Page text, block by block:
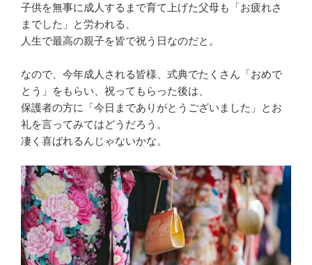
子供を無事に成人するまで育て上げた父母も「お疲れさ
までした」と労われる、
人生で最高の親子を皆で祝う日なのだと。
なので、今年成人される皆様、式典でたくさん「おめで
とう」をもらい、祝ってもらった後は、
保護者の方に「今日までありがとうございました」とお
礼を言ってみてはどうだろう。
凄く喜ばれるんじゃないかな。